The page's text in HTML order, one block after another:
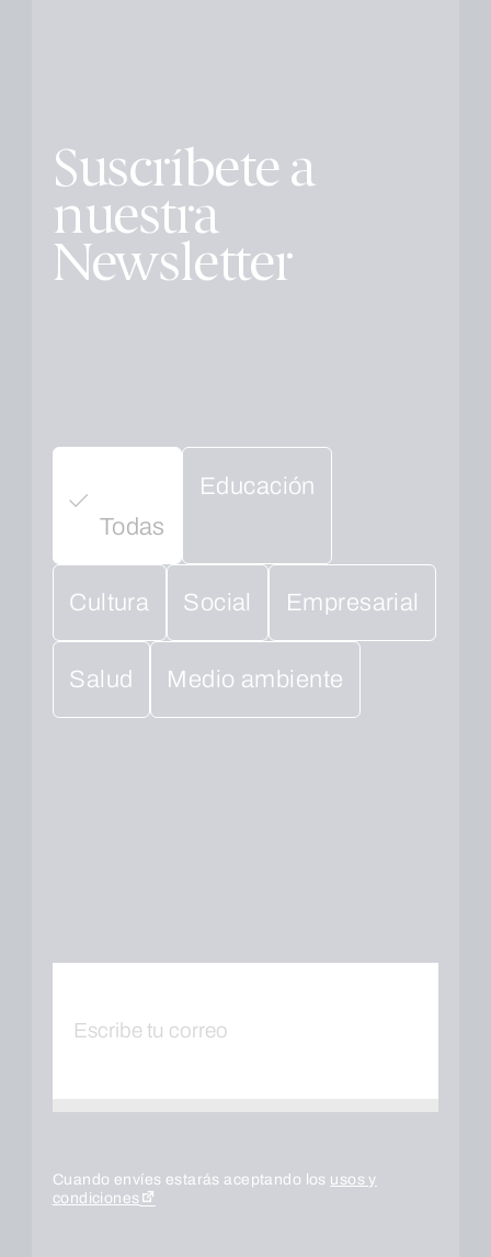
Suscríbete a
nuestra
Newsletter
Todas
Educación
Cultura Social Empresarial
Salud Medio ambiente
Cuando envíes estarás aceptando los usos y
condiciones